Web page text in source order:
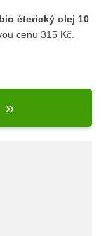
éterický olej 10
cenu 315 Kč.
»